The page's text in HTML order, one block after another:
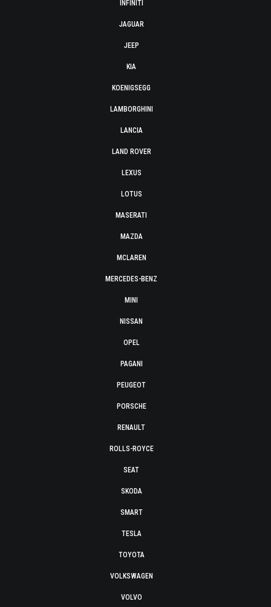
INFINITI
JAGUAR
JEEP
KIA
KOENIGSEGG
LAMBORGHINI
LANCIA
LAND ROVER
LEXUS
LOTUS
MASERATI
MAZDA
MCLAREN
MERCEDES-BENZ
MINI
NISSAN
OPEL
PAGANI
PEUGEOT
PORSCHE
RENAULT
ROLLS-ROYCE
SEAT
SKODA
SMART
TESLA
TOYOTA
VOLKSWAGEN
VOLVO